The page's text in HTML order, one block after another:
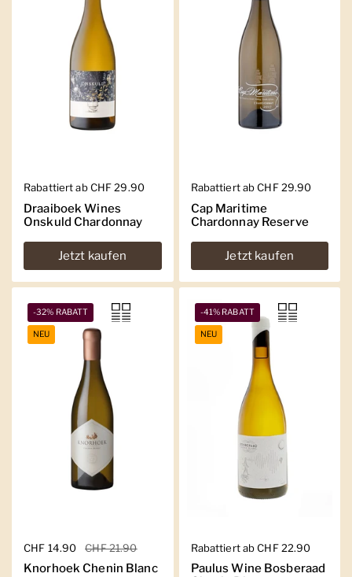
Regulärer Preis
Rabattiert ab CHF 29.90
Draaiboek Wines
Onskuld Chardonnay
Jetzt kaufen
Regulärer Preis
Rabattiert ab CHF 29.90
Cap Maritime
Chardonnay Reserve
Jetzt kaufen
Regulärer Preis
CHF 14.90 Sale-Preis
CHF 21.90
Knorhoek Chenin Blanc
-32% RABATT
NEU
Regulärer Preis
Rabattiert ab CHF 22.90
Paulus Wine Bosberaad
-41% RABATT
NEU